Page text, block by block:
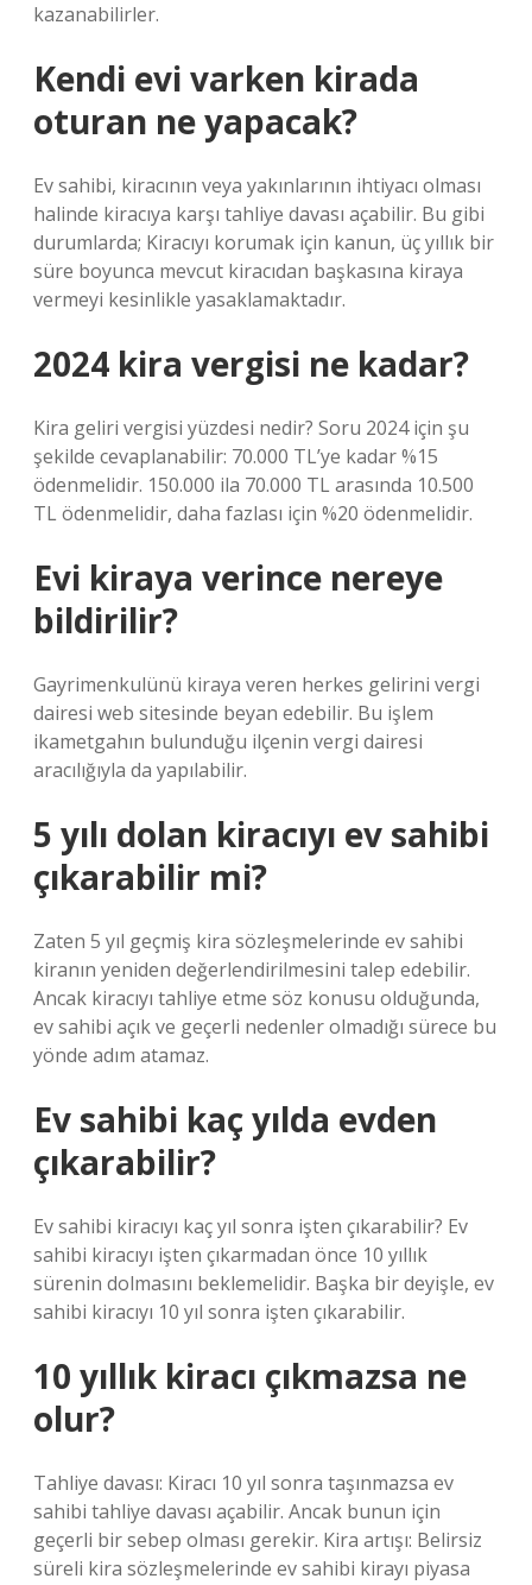
kazanabilirler.
Kendi evi varken kirada
oturan ne yapacak?
Ev sahibi, kiracının veya yakınlarının ihtiyacı olması
halinde kiracıya karşı tahliye davası açabilir. Bu gibi
durumlarda; Kiracıyı korumak için kanun, üç yıllık bir
süre boyunca mevcut kiracıdan başkasına kiraya
vermeyi kesinlikle yasaklamaktadır.
2024 kira vergisi ne kadar?
Kira geliri vergisi yüzdesi nedir? Soru 2024 için şu
şekilde cevaplanabilir: 70.000 TL’ye kadar %15
ödenmelidir. 150.000 ila 70.000 TL arasında 10.500
TL ödenmelidir, daha fazlası için %20 ödenmelidir.
Evi kiraya verince nereye
bildirilir?
Gayrimenkulünü kiraya veren herkes gelirini vergi
dairesi web sitesinde beyan edebilir. Bu işlem
ikametgahın bulunduğu ilçenin vergi dairesi
aracılığıyla da yapılabilir.
5 yılı dolan kiracıyı ev sahibi
çıkarabilir mi?
Zaten 5 yıl geçmiş kira sözleşmelerinde ev sahibi
kiranın yeniden değerlendirilmesini talep edebilir.
Ancak kiracıyı tahliye etme söz konusu olduğunda,
ev sahibi açık ve geçerli nedenler olmadığı sürece bu
yönde adım atamaz.
Ev sahibi kaç yılda evden
çıkarabilir?
Ev sahibi kiracıyı kaç yıl sonra işten çıkarabilir? Ev
sahibi kiracıyı işten çıkarmadan önce 10 yıllık
sürenin dolmasını beklemelidir. Başka bir deyişle, ev
sahibi kiracıyı 10 yıl sonra işten çıkarabilir.
10 yıllık kiracı çıkmazsa ne
olur?
Tahliye davası: Kiracı 10 yıl sonra taşınmazsa ev
sahibi tahliye davası açabilir. Ancak bunun için
geçerli bir sebep olması gerekir. Kira artışı: Belirsiz
süreli kira sözleşmelerinde ev sahibi kirayı piyasa